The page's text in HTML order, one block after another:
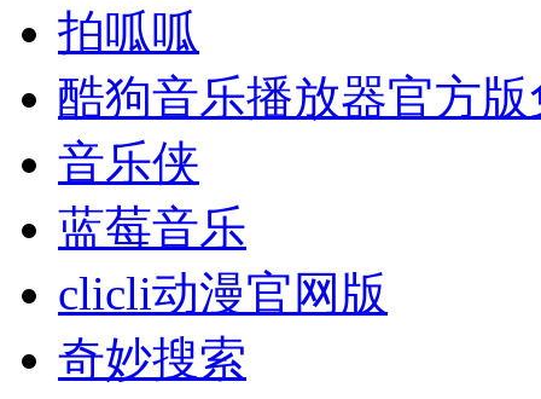
拍呱呱
酷狗音乐播放器官方版
音乐侠
蓝莓音乐
clicli动漫官网版
奇妙搜索